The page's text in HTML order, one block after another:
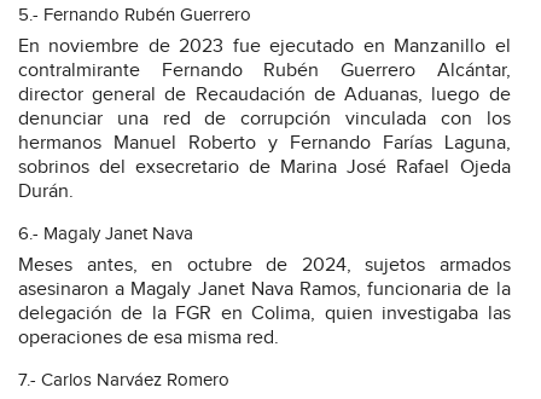
5.- Fernando Rubén Guerrero
En noviembre de 2023 fue ejecutado en Manzanillo el
contralmirante Fernando Rubén Guerrero Alcántar,
director general de Recaudación de Aduanas, luego de
denunciar una red de corrupción vinculada con los
hermanos Manuel Roberto y Fernando Farías Laguna,
sobrinos del exsecretario de Marina José Rafael Ojeda
Durán.
6.- Magaly Janet Nava
Meses antes, en octubre de 2024, sujetos armados
asesinaron a Magaly Janet Nava Ramos, funcionaria de la
delegación de la FGR en Colima, quien investigaba las
operaciones de esa misma red.
7.- Carlos Narváez Romero